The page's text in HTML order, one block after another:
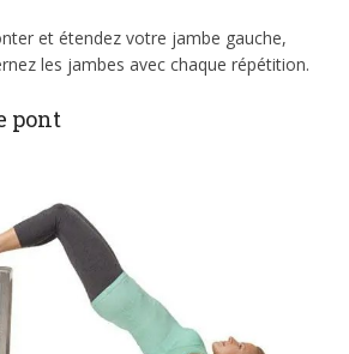
et étendez votre jambe gauche,
les jambes avec chaque répétition.
pont